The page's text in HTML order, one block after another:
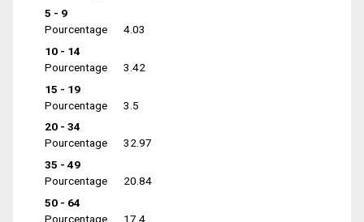
5 - 9
Pourcentage
4.03
10 - 14
Pourcentage
3.42
15 - 19
Pourcentage
3.5
20 - 34
Pourcentage
32.97
35 - 49
Pourcentage
20.84
50 - 64
Pourcentage
17.4